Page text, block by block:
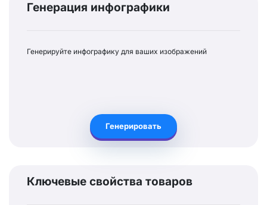
Генерация инфографики
Генерируйте инфографику для ваших изображений
Генерировать
Ключевые свойства товаров